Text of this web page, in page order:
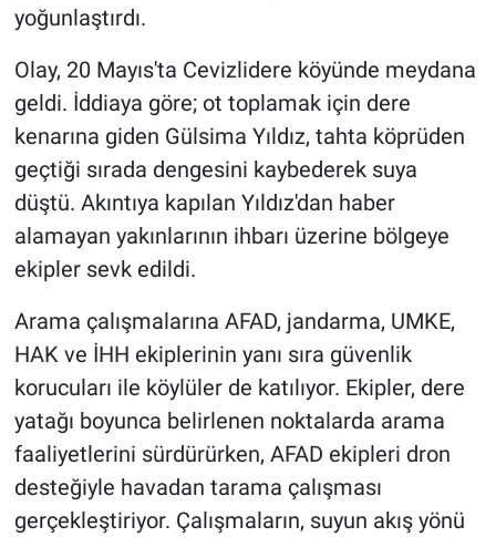
yoğunlaştırdı.
Olay, 20 Mayıs'ta Cevizlidere köyünde meydana
geldi. İddiaya göre; ot toplamak için dere
kenarına giden Gülsima Yıldız, tahta köprüden
geçtiği sırada dengesini kaybederek suya
düştü. Akıntıya kapılan Yıldız'dan haber
alamayan yakınlarının ihbarı üzerine bölgeye
ekipler sevk edildi.
Arama çalışmalarına AFAD, jandarma, UMKE,
HAK ve İHH ekiplerinin yanı sıra güvenlik
korucuları ile köylüler de katılıyor. Ekipler, dere
yatağı boyunca belirlenen noktalarda arama
faaliyetlerini sürdürürken, AFAD ekipleri dron
desteğiyle havadan tarama çalışması
gerçekleştiriyor. Çalışmaların, suyun akış yönü